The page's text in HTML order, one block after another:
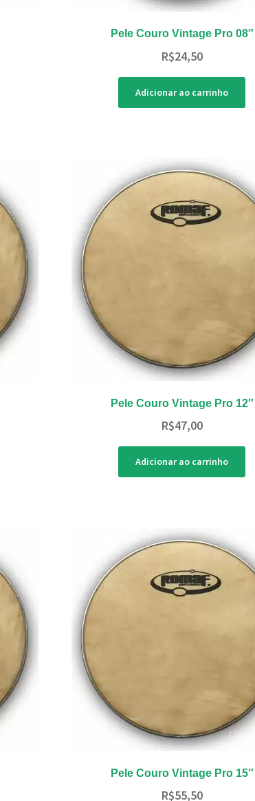
Pele Couro Vintage Pro 08″
R$24,50
Adicionar ao carrinho
Pele Couro Vintage Pro 12″
R$47,00
Adicionar ao carrinho
Pele Couro Vintage Pro 15″
R$55,50